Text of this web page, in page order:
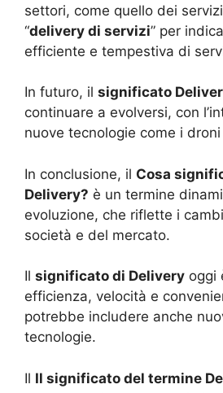
settori, come quello dei
“delivery di servizi” per
efficiente e tempestiva di
In futuro, il significato
continuare a evolversi, con
nuove tecnologie come i
In conclusione, il Cosa
Delivery? è un termine
evoluzione, che riflette i
società e del mercato.
Il significato di Delivery oggi
efficienza, velocità e
potrebbe includere anche
tecnologie.
Il Il significato del termine